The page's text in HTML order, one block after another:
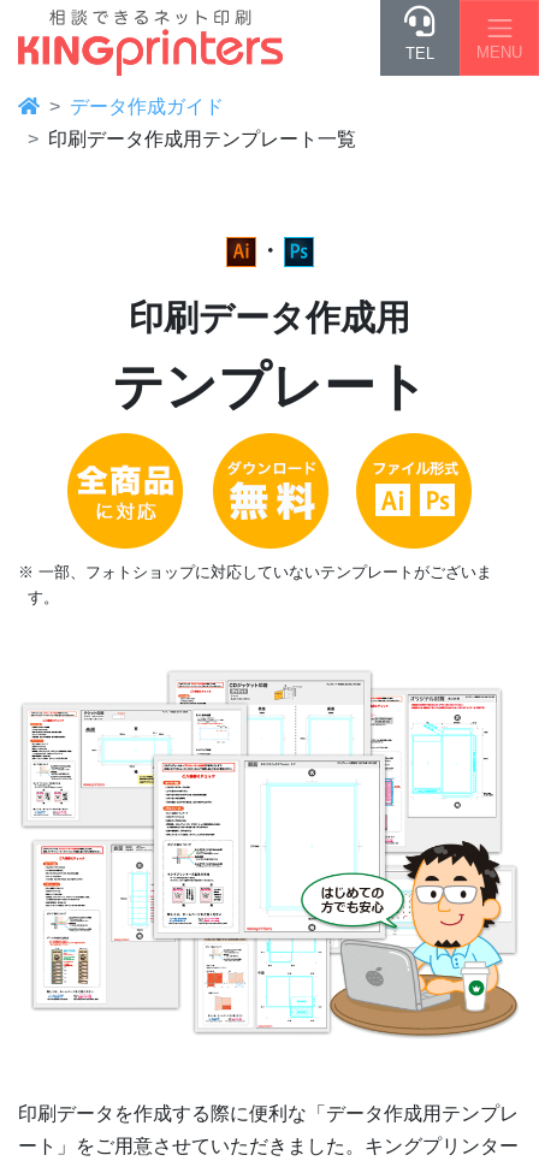
TEL MENU
データ作成ガイド
印刷データ作成用テンプレート一覧
・
印刷データ作成用
テンプレート
※ 一部、フォトショップに対応していないテンプレートがございま
す。
印刷データを作成する際に便利な「データ作成用テンプレ
ート」をご用意させていただきました。キングプリンター